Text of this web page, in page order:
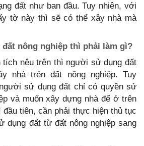
đất như ban đầu. Tuy nhiên, với
tờ này thì sẽ có thể xây nhà mà
đất nông nghiệp thì phải làm gì?
tích nêu trên thì người sử dụng đất
nhà trên đất nông nghiệp. Tuy
sử dụng đất chỉ có quyền sử
và muốn xây dựng nhà để ở trên
tiên, cần phải thực hiện thủ tục
dụng đất từ đất nông nghiệp sang